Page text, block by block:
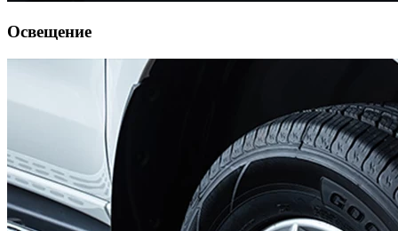
Освещение